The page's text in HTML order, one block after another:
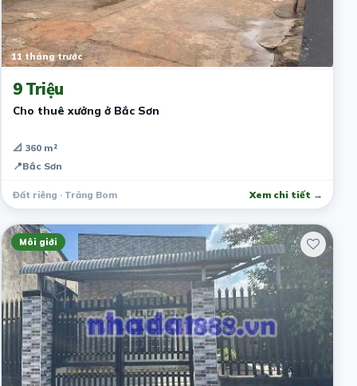
11 tháng trước
9 Triệu
Cho thuê xưởng ở Bắc Sơn
📐 360 m²
📍Bắc Sơn
Đất riêng · Trảng Bom Xem chi tiết →
Môi giới